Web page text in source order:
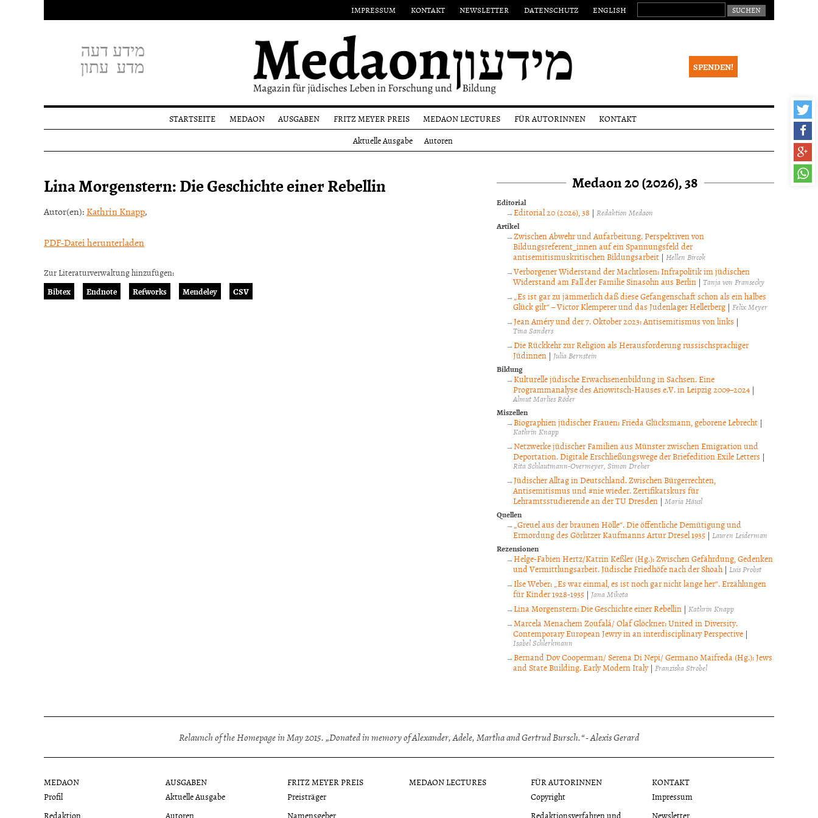
IMPRESSUM KONTAKT NEWSLETTER DATENSCHUTZ ENGLISH SUCHEN NACH:
SPENDEN!
STARTSEITE
MEDAON
Spenden
AUSGABEN
Ausgabe
Ausgaben
Autoren
FRITZ MEYER PREIS
Namensgeber
MEDAON LECTURES
FÜR AUTORINNEN
Redaktionsverfahren
und Begutachtung
Copyright
KONTAKT
Aktuelle Ausgabe Autoren
Lina Morgenstern: Die Geschichte einer Rebellin
Autor(en): Kathrin Knapp,
PDF-Datei herunterladen
Zur Literaturverwaltung hinzufügen:
Bibtex
Endnote Refworks Mendeley CSV
Medaon 20 (2026), 38
Editorial
Editorial 20 (2026), 38 |Redaktion Medaon
Artikel
Zwischen Abwehr und Aufarbeitung. Perspektiven von
Bildungsreferent_innen auf ein Spannungsfeld der
antisemitismuskritischen Bildungsarbeit| Hellen Bircok
Verborgener Widerstand der Machtlosen: Infrapolitik im jüdischen
Widerstand am Fall der Familie Sinasohn aus Berlin| Tanja von Fransecky
„Es ist gar zu jämmerlich daß diese Gefangenschaft schon als ein halbes
Glück gilt“ – Victor Klemperer und das Judenlager Hellerberg| Felix Meyer
Jean Améry und der 7. Oktober 2023: Antisemitismus von links |
Tina Sanders
Die Rückkehr zur Religion als Herausforderung russischsprachiger
Jüdinnen| Julia Bernstein
Bildung
Kulturelle jüdische Erwachsenenbildung in Sachsen. Eine
Programmanalyse des Ariowitsch-Hauses e.V. in Leipzig 2009–2024|
Almut Marlies Röder
Miszellen
Biographien jüdischer Frauen: Frieda Glücksmann, geborene Lebrecht |
Kathrin Knapp
Netzwerke jüdischer Familien aus Münster zwischen Emigration und
Deportation. Digitale Erschließungswege der Briefedition Exile Letters |
Rita Schlautmann-Overmeyer Simon Dreher
Jüdischer Alltag in Deutschland. Zwischen Bürgerrechten,
Antisemitismus und #nie wieder. Zertifikatskurs für
Lehramtsstudierende an der TU Dresden| Maria Häusl
Quellen
„Greuel aus der braunen Hölle“. Die öffentliche Demütigung und
Ermordung des Görlitzer Kaufmanns Artur Dresel 1935| Lauren Leiderman
Rezensionen
Helge-Fabien Hertz/Katrin Keßler (Hg.): Zwischen Gefährdung, Gedenken
und Vermittlungsarbeit. Jüdische Friedhöfe nach der Shoah| Luis Probst
Ilse Weber: „Es war einmal, es ist noch gar nicht lange her“. Erzählungen
für Kinder 1928-1935| Jana Mikota
Lina Morgenstern: Die Geschichte einer Rebellin |Kathrin Knapp
Marcela Menachem Zoufalá/ Olaf Glöckner: United in Diversity.
Contemporary European Jewry in an interdisciplinary Perspective|
Isabel Schlerkmann
Bernand Dov Cooperman/ Serena Di Nepi/ Germano Maifreda (Hg.): Jews
and State Building. Early Modern Italy| Franziska Strobel
Relaunch of the Homepage in May 2015. „Donated in memory of Alexander, Adele, Martha and Gertrud Bursch.“ - Alexis Gerard
MEDAON
Profil
Redaktion
AUSGABEN
Aktuelle Ausgabe
Autoren
FRITZ MEYER PREIS
Preisträger
Namensgeber
MEDAON LECTURES
FÜR AUTORINNEN
Copyright
Redaktionsverfahren und
KONTAKT
Impressum
Newsletter